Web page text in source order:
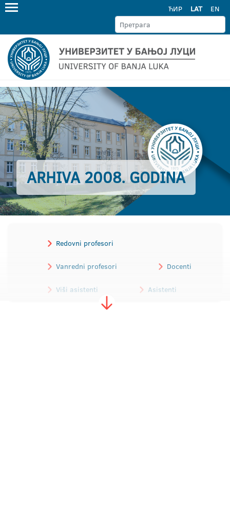
ЋИР LAT EN
ARHIVA 2008. GODINA
Redovni profesori
Vanredni profesori Docenti
Viši asistenti Asistenti